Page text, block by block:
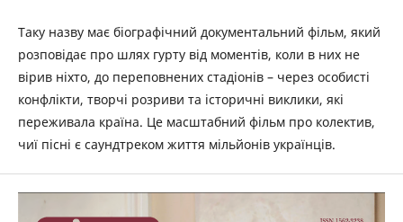
Таку назву має біографічний документальний фільм, який
розповідає про шлях гурту від моментів, коли в них не
вірив ніхто, до переповнених стадіонів – через особисті
конфлікти, творчі розриви та історичні виклики, які
переживала країна. Це масштабний фільм про колектив,
чиї пісні є саундтреком життя мільйонів українців.